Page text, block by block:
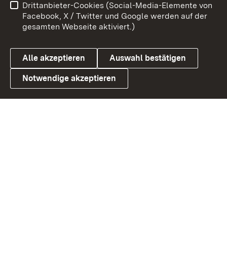
Link zum Landesportal
Benutzungshinweise
Barrierefreiheit
Datenschutz
Cookies
Drittanbieter-Cookies (Social-Media-Elemente von
Facebook, X / Twitter und Google werden auf der
gesamten Webseite aktiviert.)
Alle akzeptieren Auswahl bestätigen
Notwendige akzeptieren